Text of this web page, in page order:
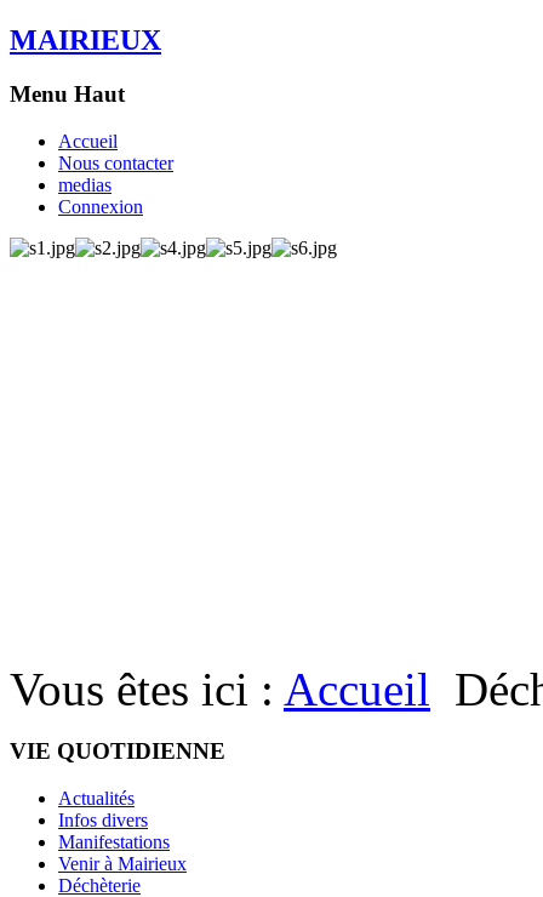
MAIRIEUX
Menu Haut
Accueil
Nous contacter
medias
Connexion
Vous êtes ici : Accueil
VIE QUOTIDIENNE
Actualités
Infos divers
Manifestations
Venir à Mairieux
Déchèterie